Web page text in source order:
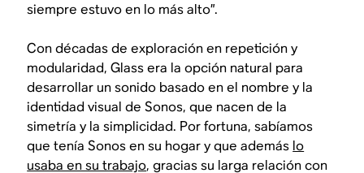
siempre estuvo en lo más alto”.
Con décadas de exploración en repetición y
modularidad, Glass era la opción natural para
desarrollar un sonido basado en el nombre y la
identidad visual de Sonos, que nacen de la
simetría y la simplicidad. Por fortuna, sabíamos
que tenía Sonos en su hogar y que además lo
usaba en su trabajo, gracias su larga relación con